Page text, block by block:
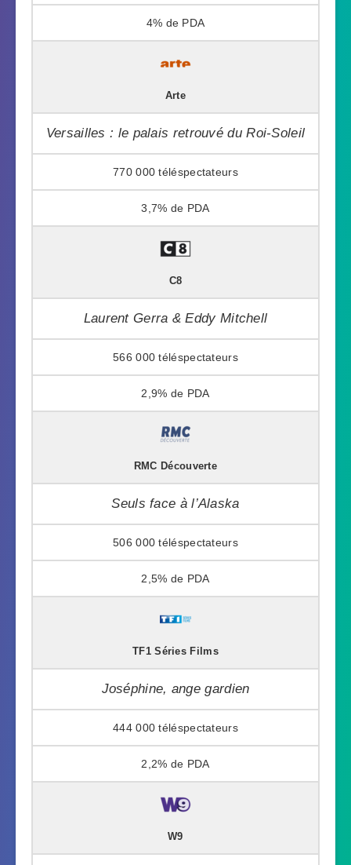
4%
Arte
Versailles : le palais retrouvé du Roi-Soleil
770 000
3,7%
C8
Laurent Gerra & Eddy Mitchell
566 000
2,9%
RMC Découverte
Seuls face à l’Alaska
506 000
2,5%
TF1 Séries Films
Joséphine, ange gardien
444 000
2,2%
W9